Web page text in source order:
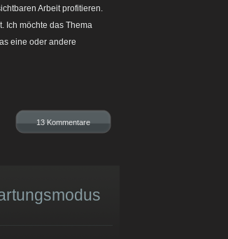
Arbeit profitieren.
Ich möchte das Thema
eine oder andere
13 Kommentare